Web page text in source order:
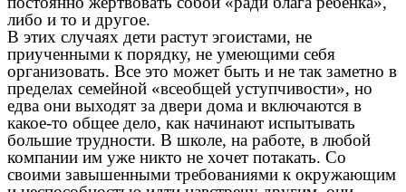
либо и то и другое.
В этих случаях дети растут эгоистами, не
приученными к порядку, не умеющими себя
организовать. Все это может быть и не так заметно в
пределах семейной «всеобщей уступчивости», но
едва они выходят за двери дома и включаются в
какое-то общее дело, как начинают испытывать
большие трудности. В школе, на работе, в любой
компании им уже никто не хочет потакать. Со
своими завышенными требованиями к окружающим